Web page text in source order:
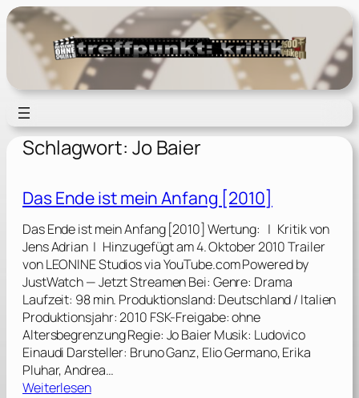
Zum
Inhalt
springen
Schlagwort: Jo Baier
Das Ende ist mein Anfang [2010]
Das Ende ist mein Anfang [2010] Wertung: | Kritik von
Jens Adrian | Hinzugefügt am 4. Oktober 2010 Trailer
von LEONINE Studios via YouTube.com Powered by
JustWatch — Jetzt Streamen Bei: Genre: Drama
Laufzeit: 98 min. Produktionsland: Deutschland / Italien
Produktionsjahr: 2010 FSK-Freigabe: ohne
Altersbegrenzung Regie: Jo Baier Musik: Ludovico
Einaudi Darsteller: Bruno Ganz, Elio Germano, Erika
Pluhar, Andrea…
Weiterlesen: